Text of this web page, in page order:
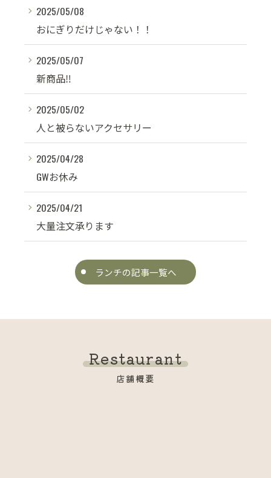
2025/05/08
おにぎりだけじゃない！！
2025/05/07
新商品‼︎
2025/05/02
人と被らないアクセサリー
2025/04/28
GWお休み
2025/04/21
大量注文承ります
ランチの記事一覧へ
店舗概要
Restaurant